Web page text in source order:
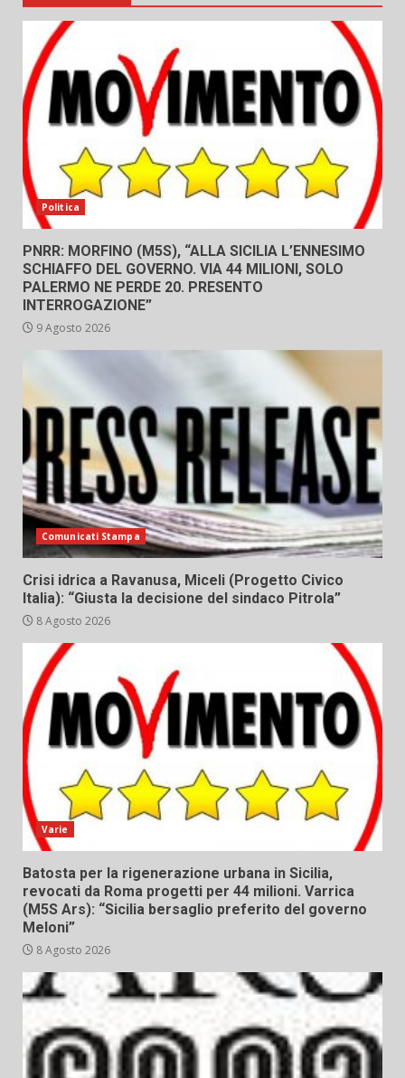
Politica
PNRR: MORFINO (M5S), “ALLA SICILIA L’ENNESIMO
SCHIAFFO DEL GOVERNO. VIA 44 MILIONI, SOLO
PALERMO NE PERDE 20. PRESENTO
INTERROGAZIONE”
9 Agosto 2026
Comunicati Stampa
Crisi idrica a Ravanusa, Miceli (Progetto Civico
Italia): “Giusta la decisione del sindaco Pitrola”
8 Agosto 2026
Varie
Batosta per la rigenerazione urbana in Sicilia,
revocati da Roma progetti per 44 milioni. Varrica
(M5S Ars): “Sicilia bersaglio preferito del governo
Meloni”
8 Agosto 2026